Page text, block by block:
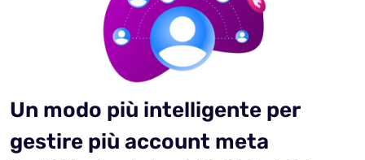
Un modo più intelligente per
gestire più account meta